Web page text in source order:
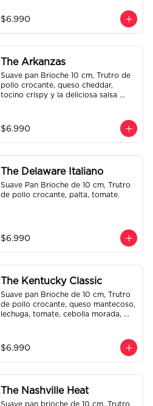
$6.990
The Arkanzas
Suave pan Brioche 10 cm, Trutro de
pollo crocante, queso cheddar,
tocino crispy y la deliciosa salsa
$6.990
The Delaware Italiano
Suave Pan Brioche de 10 cm, Trutro
de pollo crocante, palta, tomate.
$6.990
The Kentucky Classic
Suave pan Brioche de 10 cm, Trutro
de pollo crocante, queso mantecoso,
lechuga, tomate, cebolla morada,
$6.990
The Nashville Heat
Suave pan brioche de 10 cm, Trutro